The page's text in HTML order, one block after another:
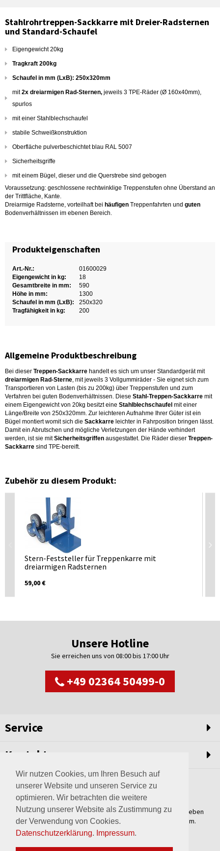
Wir nutzen Cookies, um Ihren Besuch auf
unserer Website und unseren Service zu
optimieren. Wir betrachten die weitere
Nutzung unserer Website als Zustimmung zu
der Verwendung von Cookies.
Datenschutzerklärung. Impressum.
Stahlrohrtreppen-Sackkarre mit Dreier-Radsternen
und Standard-Schaufel
Eigengewicht 20kg
Tragkraft 200kg
Schaufel in mm (LxB): 250x320mm
mit2x dreiarmigen Rad-Sternen, jeweils 3 TPE-Räder (Ø 160x40mm),
spurlos
mit einer Stahlblechschaufel
stabile Schweißkonstruktion
Oberfläche pulverbeschichtet blau RAL 5007
Sicherheitsgriffe
mit einem Bügel, dieser und die Querstrebe sind gebogen
Voraussetzung: geschlossene rechtwinklige Treppenstufen ohne Überstand an
der Trittfläche, Kante.
Dreiarmige Radsterne, vorteilhaft bei häufigen Treppenfahrten und guten
Bodenverhältnissen im ebenen Bereich.
Produkteigenschaften
Art.-Nr.:
01600029
Eigengewicht in kg:
18
Gesamtbreite in mm:
590
Höhe in mm:
1300
Schaufel in mm (LxB):
250x320
Tragfähigkeit in kg:
200
Allgemeine Produktbeschreibung
Bei dieser Treppen-Sackkarre handelt es sich um unser Standardgerät mit
dreiarmigen Rad-Sterne, mit jeweils 3 Vollgummiräder - Sie eignet sich zum
Transportieren von Lasten (bis zu 200kg) über Treppenstufen und zum
Verfahren bei guten Bodenverhältnissen. Diese Stahl-Treppen-Sackkarre mit
einem Eigengewicht von 20kg besitzt eine Stahlblechschaufel mit einer
Länge/Breite von 250x320mm. Zur leichteren Aufnahme Ihrer Güter ist ein
Bügel montiert womit sich die Sackkarre leichter in Fahrposition bringen lässt.
Damit ein Abrutschen und mögliche Verletzungen der Hände verhindert
werden, ist sie mitSicherheitsgriffen ausgestattet. Die Räder dieser Treppen-
Sackkarre sind TPE-bereift.
Zubehör zu diesem Produkt:
Stern-Feststeller für Treppenkarre mit
dreiarmigen Radsternen
59,00 €
Unsere Hotline
Sie erreichen uns von 08:00 bis 17:00 Uhr
+49 02364 50499-0
Service
Kontakt
Weltweit setzen wir unsere Erfahrungswerte und unser Streben
nach innovativen Lösungen in unvergleichliche Anlagen um.
Erfahren Sie mehr über uns.